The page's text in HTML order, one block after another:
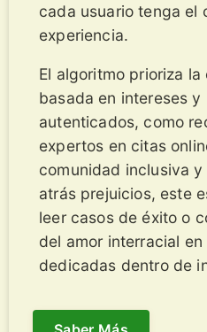
cada usuario tenga el
experiencia.
El algoritmo prioriza
basada en intereses y
autenticados, como
expertos en citas
comunidad inclusiva
atrás prejuicios, este
leer casos de éxito o
del amor interracial
dedicadas dentro de